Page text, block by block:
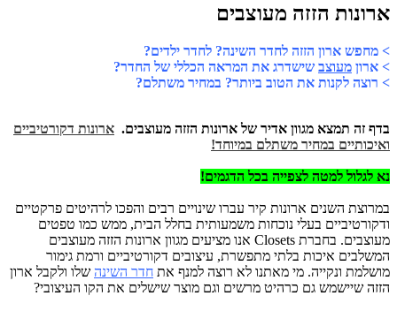
הזזה מעוצבים
ארון הזזה לחדר השינה? לחדר ילדים?
מעוצבשישדרג את המראה הכללי של החדר?
לקנות את הטוב ביותר? במחיר משתלם?
תמצא מגוון אדיר של ארונות הזזה מעוצבים.ארונות דקורטיביים
במחיר משתלם במיוחד!
למטה לצפייה בכל הדגמים!
השנים ארונות קיר עברו שינויים רבים והפכו לרהיטים פרקטיים
בעלי נוכחות משמעותית בחלל הבית, ממש כמו טפטים
מעוצבים. בחברת Closets אנו מציעים מגוון ארונות הזזה מעוצבים
איכות בלתי מתפשרת, עיצובים דקורטיביים ורמת גימור
ונקייה. מי מאתנו לא רוצה למנף אתחדר השינהשלו ולקבל ארון
שיישמש גם כרהיט מרשים וגם מוצר שישלים את הקו העיצובי?